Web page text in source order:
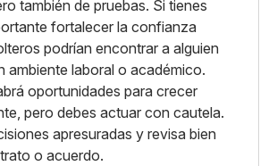
también de pruebas. Si tienes
fortalecer la confianza
podrían encontrar a alguien
ambiente laboral o académico.
oportunidades para crecer
pero debes actuar con cautela.
apresuradas y revisa bien
o acuerdo.